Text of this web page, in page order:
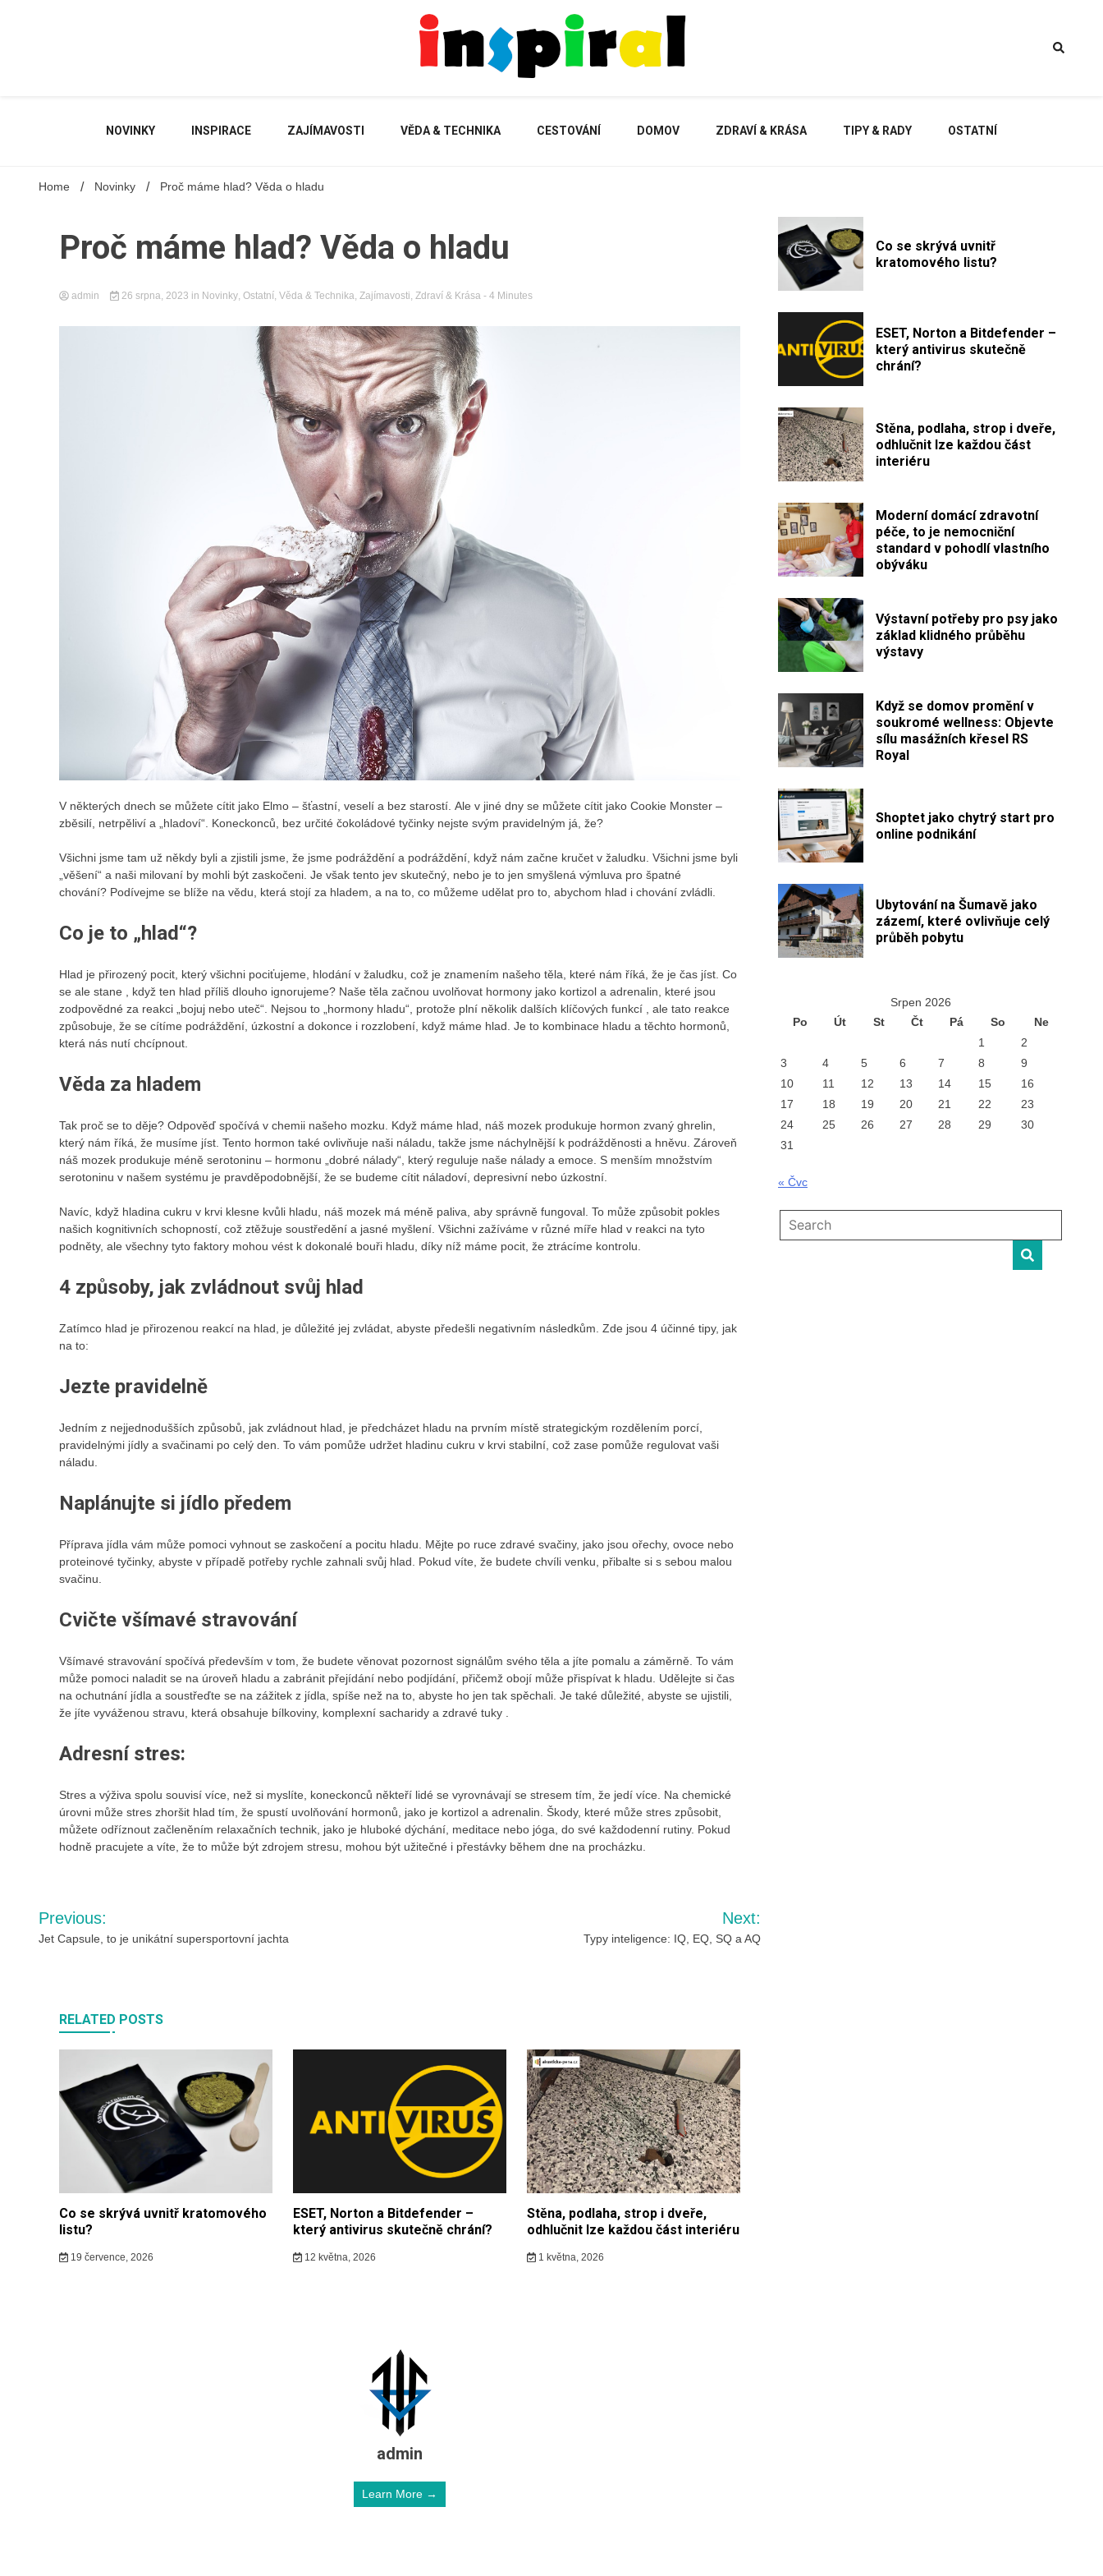
Inspiral
NOVINKY INSPIRACE ZAJÍMAVOSTI VĚDA & TECHNIKA CESTOVÁNÍ DOMOV ZDRAVÍ & KRÁSA TIPY & RADY OSTATNÍ
Home Novinky Proč máme hlad? Věda o hladu
Proč máme hlad? Věda o hladu
admin 26 srpna, 2023 in Novinky, Ostatní, Věda & Technika, Zajímavosti, Zdraví & Krása - 4 Minutes
V některých dnech se můžete cítit jako Elmo – šťastní, veselí a bez starostí. Ale v jiné dny se můžete cítit jako Cookie Monster –
zběsilí, netrpěliví a „hladoví“. Koneckonců, bez určité čokoládové tyčinky nejste svým pravidelným já, že?
Všichni jsme tam už někdy byli a zjistili jsme, že jsme podráždění a podráždění, když nám začne kručet v žaludku. Všichni jsme byli
„věšení“ a naši milovaní by mohli být zaskočeni. Je však tento jev skutečný, nebo je to jen smyšlená výmluva pro špatné
chování? Podívejme se blíže na vědu, která stojí za hladem, a na to, co můžeme udělat pro to, abychom hlad i chování zvládli.
Co je to „hlad“?
Hlad je přirozený pocit, který všichni pociťujeme, hlodání v žaludku, což je znamením našeho těla, které nám říká, že je čas jíst. Co
se ale stane , když ten hlad příliš dlouho ignorujeme? Naše těla začnou uvolňovat hormony jako kortizol a adrenalin, které jsou
zodpovědné za reakci „bojuj nebo uteč“. Nejsou to „hormony hladu“, protože plní několik dalších klíčových funkcí , ale tato reakce
způsobuje, že se cítíme podráždění, úzkostní a dokonce i rozzlobení, když máme hlad. Je to kombinace hladu a těchto hormonů,
která nás nutí chcípnout.
Věda za hladem
Tak proč se to děje? Odpověď spočívá v chemii našeho mozku. Když máme hlad, náš mozek produkuje hormon zvaný ghrelin,
který nám říká, že musíme jíst. Tento hormon také ovlivňuje naši náladu, takže jsme náchylnější k podrážděnosti a hněvu. Zároveň
náš mozek produkuje méně serotoninu – hormonu „dobré nálady“, který reguluje naše nálady a emoce. S menším množstvím
serotoninu v našem systému je pravděpodobnější, že se budeme cítit náladoví, depresivní nebo úzkostní.
Navíc, když hladina cukru v krvi klesne kvůli hladu, náš mozek má méně paliva, aby správně fungoval. To může způsobit pokles
našich kognitivních schopností, což ztěžuje soustředění a jasné myšlení. Všichni zažíváme v různé míře hlad v reakci na tyto
podněty, ale všechny tyto faktory mohou vést k dokonalé bouři hladu, díky níž máme pocit, že ztrácíme kontrolu.
4 způsoby, jak zvládnout svůj hlad
Zatímco hlad je přirozenou reakcí na hlad, je důležité jej zvládat, abyste předešli negativním následkům. Zde jsou 4 účinné tipy, jak
na to:
Jezte pravidelně
Jedním z nejjednodušších způsobů, jak zvládnout hlad, je předcházet hladu na prvním místě strategickým rozdělením porcí,
pravidelnými jídly a svačinami po celý den. To vám pomůže udržet hladinu cukru v krvi stabilní, což zase pomůže regulovat vaši
náladu.
Naplánujte si jídlo předem
Příprava jídla vám může pomoci vyhnout se zaskočení a pocitu hladu. Mějte po ruce zdravé svačiny, jako jsou ořechy, ovoce nebo
proteinové tyčinky, abyste v případě potřeby rychle zahnali svůj hlad. Pokud víte, že budete chvíli venku, přibalte si s sebou malou
svačinu.
Cvičte všímavé stravování
Všímavé stravování spočívá především v tom, že budete věnovat pozornost signálům svého těla a jíte pomalu a záměrně. To vám
může pomoci naladit se na úroveň hladu a zabránit přejídání nebo podjídání, přičemž obojí může přispívat k hladu. Udělejte si čas
na ochutnání jídla a soustřeďte se na zážitek z jídla, spíše než na to, abyste ho jen tak spěchali. Je také důležité, abyste se ujistili,
že jíte vyváženou stravu, která obsahuje bílkoviny, komplexní sacharidy a zdravé tuky
Adresní stres:
Stres a výživa spolu souvisí více, než si myslíte, koneckonců někteří lidé se vyrovnávají se stresem tím, že jedí více. Na chemické
úrovni může stres zhoršit hlad tím, že spustí uvolňování hormonů, jako je kortizol a adrenalin. Škody, které může stres způsobit,
můžete odříznout začleněním relaxačních technik, jako je hluboké dýchání, meditace nebo jóga, do své každodenní rutiny. Pokud
hodně pracujete a víte, že to může být zdrojem stresu, mohou být užitečné i přestávky během dne na procházku.
Navigace
pro
Previous:
Jet Capsule, to je unikátní supersportovní jachta
Next:
Typy inteligence: IQ, EQ, SQ a AQ
RELATED POSTS
Co se skrývá uvnitř kratomového
listu?
19 července, 2026
ESET, Norton a Bitdefender –
který antivirus skutečně chrání?
12 května, 2026
Stěna, podlaha, strop i dveře,
odhlučnit lze každou část interiéru
1 května, 2026
admin
Learn More →
Co se skrývá uvnitř
kratomového listu?
ESET, Norton a Bitdefender –
který antivirus skutečně
chrání?
Stěna, podlaha, strop i dveře,
odhlučnit lze každou část
interiéru
Moderní domácí zdravotní
péče, to je nemocniční
standard v pohodlí vlastního
obýváku
Výstavní potřeby pro psy jako
základ klidného průběhu
výstavy
Když se domov promění v
soukromé wellness: Objevte
sílu masážních křesel RS
Royal
Shoptet jako chytrý start pro
online podnikání
Ubytování na Šumavě jako
zázemí, které ovlivňuje celý
průběh pobytu
Srpen 2026
Po
Út St Čt Pá So
Ne
1
2
3
4 5 6 7 8
9
10
11 12 13 14 15
16
17
18 19 20 21 22
23
24
25 26 27 28 29
30
31
« Čvc